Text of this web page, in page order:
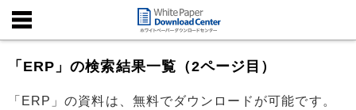
「ERP」の検索結果一覧（2ページ目）
「ERP」の資料は、無料でダウンロードが可能です。